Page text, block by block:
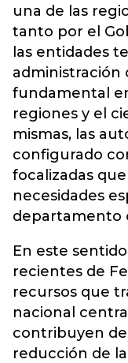
una de las
tanto por el
las entidades
administración
fundamental
regiones y el
mismas, las
configurado
focalizadas
necesidades
departamento
En este
recientes de
recursos que
nacional
contribuyen
reducción de